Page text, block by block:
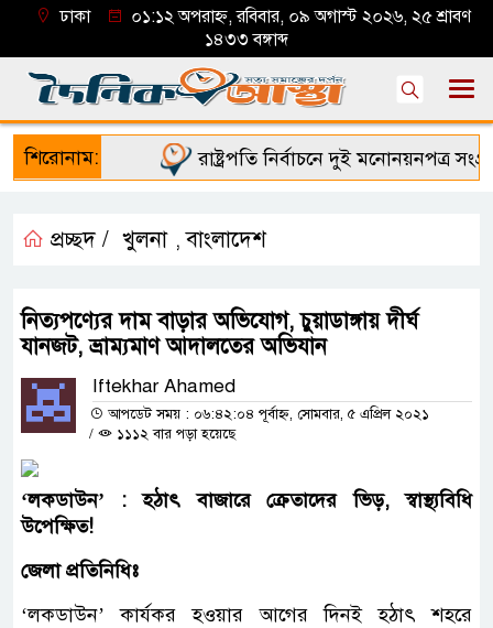
ঢাকা
০১:১২ অপরাহ্ন, রবিবার, ০৯ অগাস্ট ২০২৬, ২৫ শ্রাবণ
১৪৩৩ বঙ্গাব্দ
শিরোনাম: রাষ্ট্রপতি নির্বাচনে দুই মনোনয়নপত্র সংগ্রহ
প্রচ্ছদ / খুলনা ,বাংলাদেশ
নিত্যপণ্যের দাম বাড়ার অভিযোগ, চুয়াডাঙ্গায় দীর্ঘ
যানজট, ভ্রাম্যমাণ আদালতের অভিযান
Iftekhar Ahamed
আপডেট সময় : ০৬:৪২:০৪ পূর্বাহ্ন, সোমবার, ৫ এপ্রিল ২০২১
/
১১১২ বার পড়া হয়েছে
‘লকডাউন’ : হঠাৎ বাজারে ক্রেতাদের ভিড়, স্বাস্থ্যবিধি
উপেক্ষিত!
জেলা প্রতিনিধিঃ
‘লকডাউন’ কার্যকর হওয়ার আগের দিনই হঠাৎ শহরে